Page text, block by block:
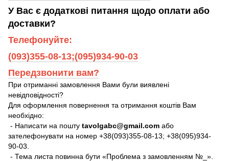
У Вас є додаткові питання щодо оплати або
доставки?
Телефонуйте:
(093)355-08-13;(095)934-90-03
Передзвонити вам?
При отриманні замовлення Вами були виявлені
невідповідності?
Для оформлення повернення та отримання коштів Вам
необхідно:
- Написати на пошту tavolgabc@gmail.com або
зателефонувати на номер +38(093)355-08-13; +38(095)934-
90-03.
- Тема листа повинна бути «Проблема з замовленням №_».